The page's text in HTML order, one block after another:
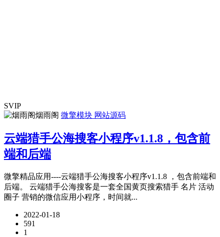
SVIP
烟雨阁 微擎模块 网站源码
云端猎手公海搜客小程序v1.1.8，包含前
端和后端
微擎精品应用----云端猎手公海搜客小程序v1.1.8 ，包含前端和
后端。 云端猎手公海搜客是一套全国黄页搜索猎手 名片 活动
圈子 营销的微信应用小程序，时间就...
2022-01-18
591
1